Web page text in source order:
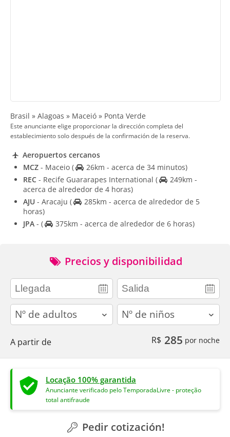
Brasil » Alagoas » Maceió » Ponta Verde
Este anunciante elige proporcionar la dirección completa del
establecimiento solo después de la confirmación de la reserva.
Aeropuertos cercanos
MCZ - Maceio (
26km - acerca de 34 minutos)
REC - Recife Guararapes International (
249km -
acerca de alrededor de 4 horas)
AJU - Aracaju (
285km - acerca de alrededor de 5
horas)
JPA - ( 375km - acerca de alrededor de 6 horas)
Precios y disponibilidad
adults children
A partir de R$ 285 por noche
Locação 100% garantida
Anunciante verificado pelo TemporadaLivre - proteção
total antifraude
Pedir cotización!